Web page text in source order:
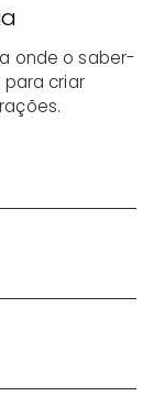
onde o saber-
criar